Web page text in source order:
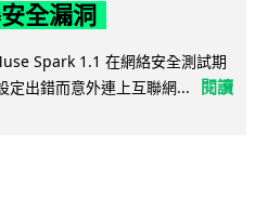
全漏洞
Spark 1.1 在網絡安全測試期
出錯而意外連上互聯網...
閱讀